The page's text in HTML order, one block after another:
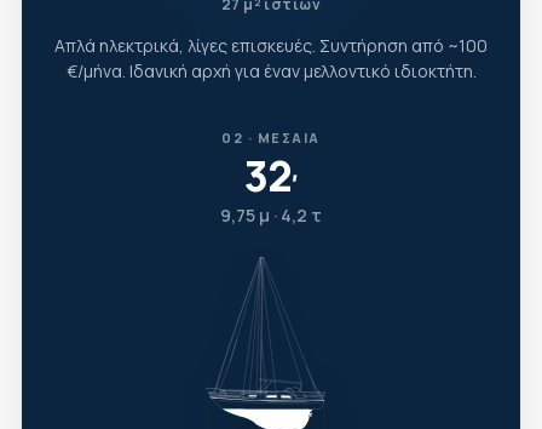
27 μ² ιστίων
Απλά ηλεκτρικά, λίγες επισκευές. Συντήρηση από ~100
€/μήνα. Ιδανική αρχή για έναν μελλοντικό ιδιοκτήτη.
02 · ΜΕΣΑΊΑ
32′
9,75 μ · 4,2 τ